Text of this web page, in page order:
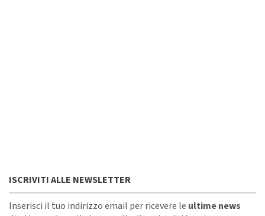
ISCRIVITI ALLE NEWSLETTER
Inserisci il tuo indirizzo email per ricevere le ultime news